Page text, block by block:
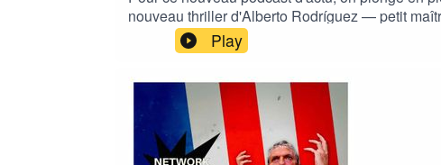
nouveau thriller d'Alberto Rodríguez — petit
de braquage de l'Écossais David Mackenzie,
Play